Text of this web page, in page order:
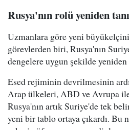
Rusya'nın rolü yeniden
Uzmanlara göre yeni
görevlerden biri, Rusya'nın
dengelere uygun şekilde
Esed rejiminin devrilmesinin
Arap ülkeleri, ABD ve Avrupa
Rusya'nın artık Suriye'de tek
yeni bir tablo ortaya çıkardı. Bu